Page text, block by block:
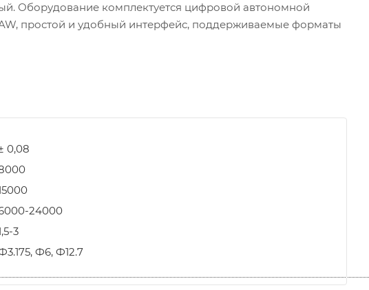
Оборудование комплектуется цифровой автономной
простой и удобный интерфейс, поддерживаемые форматы
0,08
24000
3
Ф6, Ф12.7